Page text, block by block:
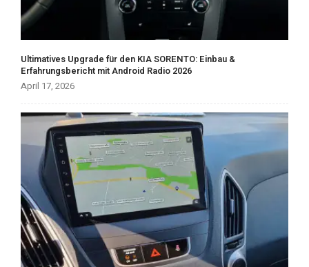
Ultimatives Upgrade für den KIA SORENTO: Einbau &
Erfahrungsbericht mit Android Radio 2026
April 17, 2026